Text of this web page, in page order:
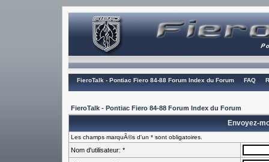
FieroTalk - Pontiac Fiero 84-88 Forum Index du Forum FAQ
FieroTalk - Pontiac Fiero 84-88 Forum Index du Forum
Envoyez-
Les champs marquÃ©s d'un * sont obligatoires.
Nom d'utilisateur: *